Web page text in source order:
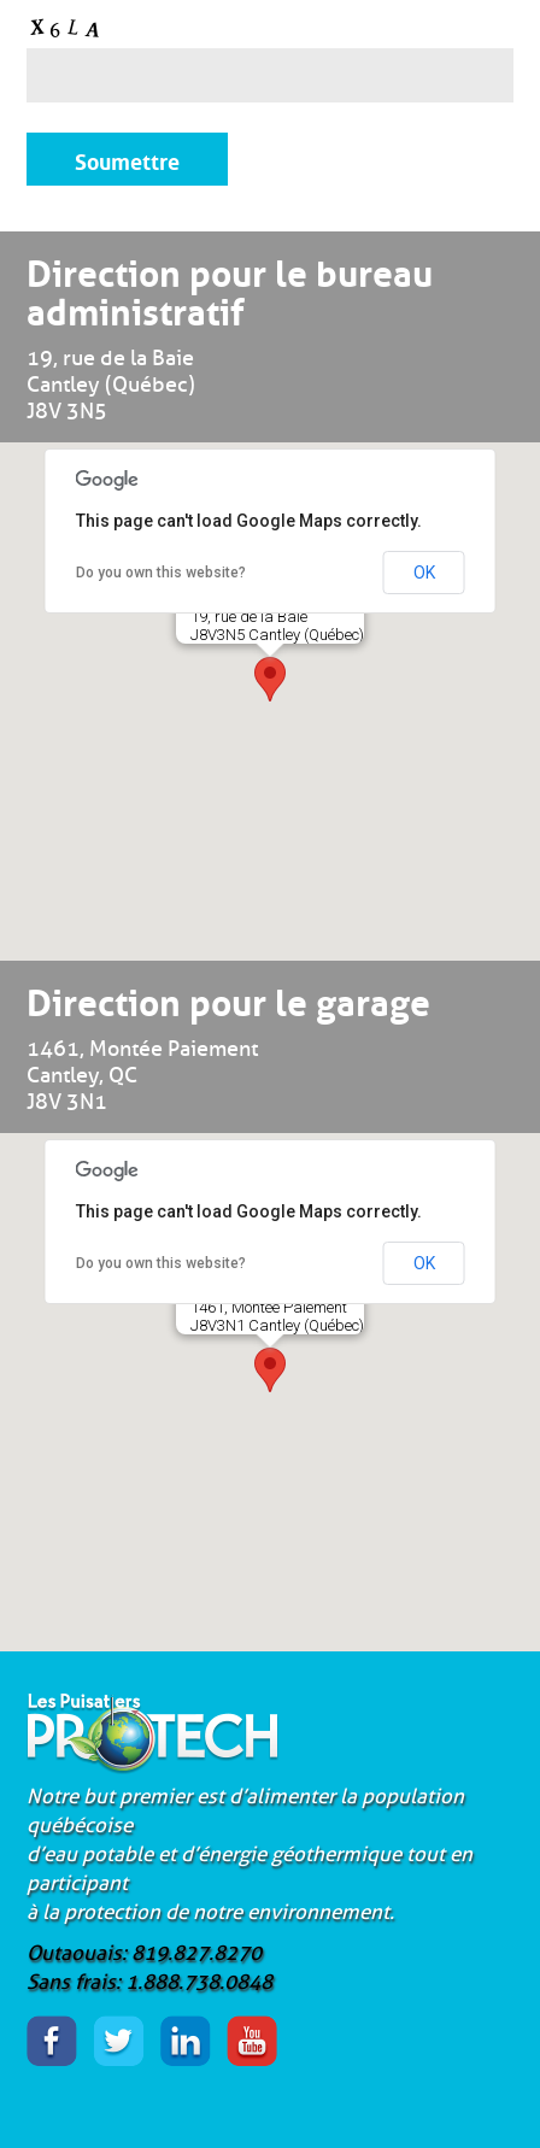
Direction pour le bureau
administratif
19, rue de la Baie
Cantley (Québec)
J8V 3N5
19, rue de la Baie
J8V3N5 Cantley (Québec)
This page can't load Google Maps correctly.
Do you own this website? OK
Direction pour le garage
1461, Montée Paiement
Cantley, QC
J8V 3N1
1461, Montée Paiement
J8V3N1 Cantley (Québec)
This page can't load Google Maps correctly.
Do you own this website? OK
Notre but premier est d’alimenter la population
québécoise
d’eau potable et d’énergie géothermique tout en
participant
à la protection de notre environnement.
Outaouais: 819.827.8270
Sans frais: 1.888.738.0848